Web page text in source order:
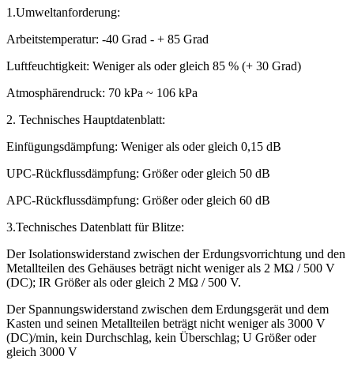
1.Umweltanforderung:
Arbeitstemperatur: -40 Grad - + 85 Grad
Luftfeuchtigkeit: Weniger als oder gleich 85 % (+ 30 Grad)
Atmosphärendruck: 70 kPa ~ 106 kPa
2. Technisches Hauptdatenblatt:
Einfügungsdämpfung: Weniger als oder gleich 0,15 dB
UPC-Rückflussdämpfung: Größer oder gleich 50 dB
APC-Rückflussdämpfung: Größer oder gleich 60 dB
3.Technisches Datenblatt für Blitze:
Der Isolationswiderstand zwischen der Erdungsvorrichtung und den
Metallteilen des Gehäuses beträgt nicht weniger als 2 MΩ / 500 V
(DC); IR Größer als oder gleich 2 MΩ / 500 V.
Der Spannungswiderstand zwischen dem Erdungsgerät und dem
Kasten und seinen Metallteilen beträgt nicht weniger als 3000 V
(DC)/min, kein Durchschlag, kein Überschlag; U Größer oder
gleich 3000 V